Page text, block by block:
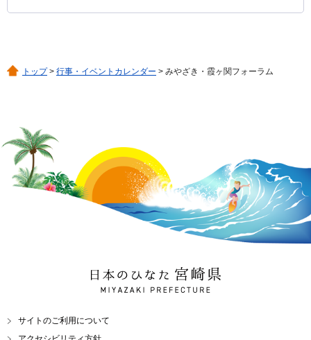
トップ> 行事・イベントカレンダー > みやざき・霞ヶ関フォーラム
日本のひなた 宮崎県
MIYAZAKI PREFECTURE
サイトのご利用について